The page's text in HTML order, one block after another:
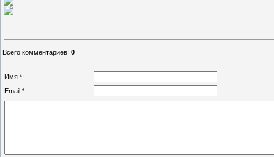
Всего комментариев: 0
Имя *:
Email *: